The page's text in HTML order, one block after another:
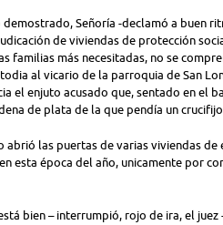
Señoría -declamó a buen
de viviendas de protección
familias más necesitadas, no se
al vicario de la parroquia de San
el enjuto acusado que, sentado en el
de plata de la que pendía un crucifijo.
abrió las puertas de varias viviendas
esta época del año, unicamente por
bien – interrumpió, rojo de ira, el juez